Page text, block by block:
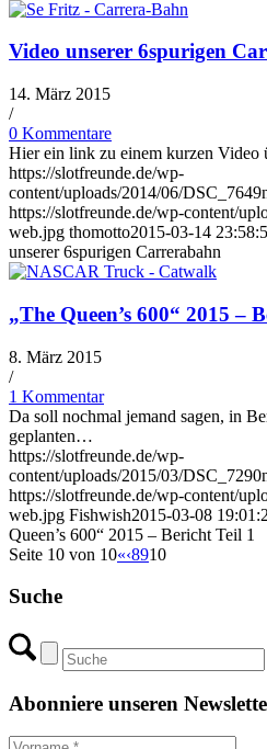
Video unserer 6spurigen
14. März 2015
/
0 Kommentare
Hier ein link zu einem kurzen Video
https://slotfreunde.de/wp-
content/uploads/2014/06/
https://slotfreunde.de/wp-content/
web.jpg thomotto2015-03-14
unserer 6spurigen Carrerabahn
„The Queen’s 600“ 2015 –
8. März 2015
/
1 Kommentar
Da soll nochmal jemand sagen, in
geplanten…
https://slotfreunde.de/wp-
content/uploads/2015/03/
https://slotfreunde.de/wp-content/
web.jpg Fishwish2015-03-08
Queen’s 600“ 2015 – Bericht Teil 1
Seite 10 von 10«‹8910
Suche
Abonniere unseren